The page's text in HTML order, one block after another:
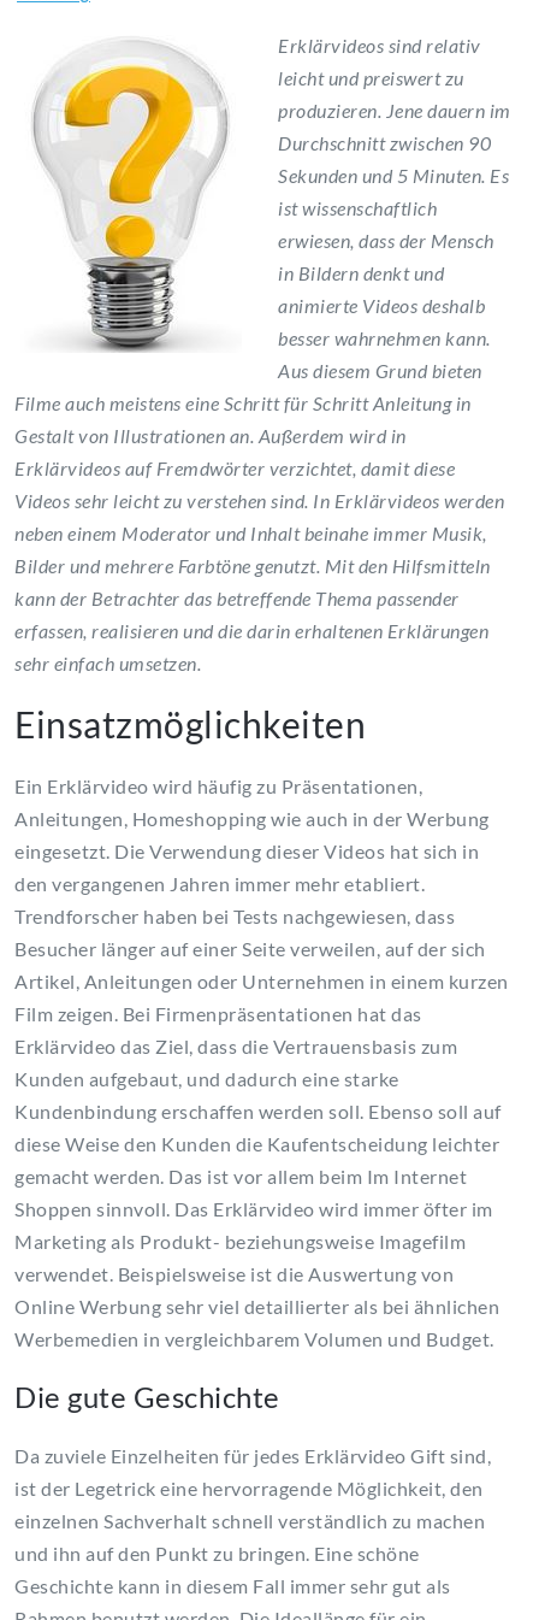
Erklärvideos sind relativ
leicht und preiswert zu
produzieren. Jene dauern im
Durchschnitt zwischen 90
Sekunden und 5 Minuten. Es
ist wissenschaftlich
erwiesen, dass der Mensch
in Bildern denkt und
animierte Videos deshalb
besser wahrnehmen kann.
Aus diesem Grund bieten
Filme auch meistens eine Schritt für Schritt Anleitung in
Gestalt von Illustrationen an. Außerdem wird in
Erklärvideos auf Fremdwörter verzichtet, damit diese
Videos sehr leicht zu verstehen sind. In Erklärvideos werden
neben einem Moderator und Inhalt beinahe immer Musik,
Bilder und mehrere Farbtöne genutzt. Mit den Hilfsmitteln
kann der Betrachter das betreffende Thema passender
erfassen, realisieren und die darin erhaltenen Erklärungen
sehr einfach umsetzen.
Einsatzmöglichkeiten
Ein Erklärvideo wird häufig zu Präsentationen,
Anleitungen, Homeshopping wie auch in der Werbung
eingesetzt. Die Verwendung dieser Videos hat sich in
den vergangenen Jahren immer mehr etabliert.
Trendforscher haben bei Tests nachgewiesen, dass
Besucher länger auf einer Seite verweilen, auf der sich
Artikel, Anleitungen oder Unternehmen in einem kurzen
Film zeigen. Bei Firmenpräsentationen hat das
Erklärvideo das Ziel, dass die Vertrauensbasis zum
Kunden aufgebaut, und dadurch eine starke
Kundenbindung erschaffen werden soll. Ebenso soll auf
diese Weise den Kunden die Kaufentscheidung leichter
gemacht werden. Das ist vor allem beim Im Internet
Shoppen sinnvoll. Das Erklärvideo wird immer öfter im
Marketing als Produkt- beziehungsweise Imagefilm
verwendet. Beispielsweise ist die Auswertung von
Online Werbung sehr viel detaillierter als bei ähnlichen
Werbemedien in vergleichbarem Volumen und Budget.
Die gute Geschichte
Da zuviele Einzelheiten für jedes Erklärvideo Gift sind,
ist der Legetrick eine hervorragende Möglichkeit, den
einzelnen Sachverhalt schnell verständlich zu machen
und ihn auf den Punkt zu bringen. Eine schöne
Geschichte kann in diesem Fall immer sehr gut als